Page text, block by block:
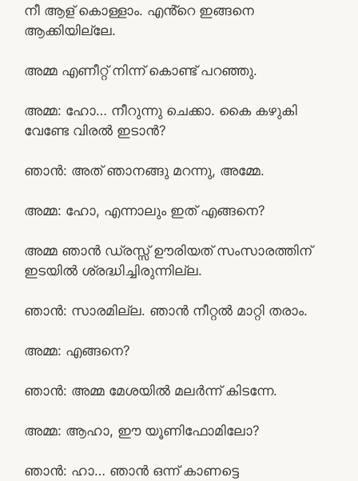
നീ ആള് കൊള്ളാം. എൻ്റെ ഇങ്ങനെ
ആക്കിയില്ലേ.
അമ്മ എണീറ്റ് നിന്ന് കൊണ്ട് പറഞ്ഞു.
അമ്മ: ഹോ… നീറുന്നു ചെക്കാ. കൈ കഴുകി
വേണ്ടേ വിരൽ ഇടാൻ?
ഞാൻ: അത് ഞാനങ്ങു മറന്നു, അമ്മേ.
അമ്മ: ഹോ, എന്നാലും ഇത് എങ്ങനെ?
അമ്മ ഞാൻ ഡ്രസ്സ്‌ ഊരിയത് സംസാരത്തിന്
ഇടയിൽ ശ്രദ്ധിച്ചിരുന്നില്ല.
ഞാൻ: സാരമില്ല. ഞാൻ നീറ്റൽ മാറ്റി തരാം.
അമ്മ: എങ്ങനെ?
ഞാൻ: അമ്മ മേശയിൽ മലർന്ന് കിടന്നേ.
അമ്മ: ആഹാ, ഈ യൂണിഫോമിലോ?
ഞാൻ: ഹാ… ഞാൻ ഒന്ന് കാണട്ടെ